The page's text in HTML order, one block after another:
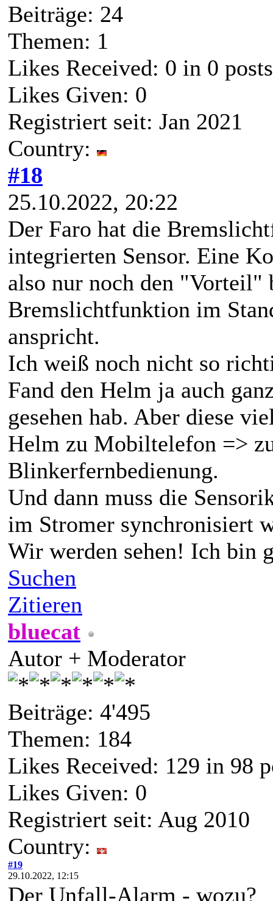
Beiträge: 24
Themen: 1
Likes Received: 0 in 0 posts
Likes Given: 0
Registriert seit: Jan 2021
Country:
#18
25.10.2022, 20:22
Der Faro hat die
integrierten Sensor. Eine
also nur noch den "Vorteil"
Bremslichtfunktion im
anspricht.
Ich weiß noch nicht so
Fand den Helm ja auch
gesehen hab. Aber diese
Helm zu Mobiltelefon =>
Blinkerfernbedienung.
Und dann muss die
im Stromer synchronisiert
Wir werden sehen! Ich bin
Suchen
Zitieren
bluecat
Autor + Moderator
Beiträge: 4'495
Themen: 184
Likes Received: 129 in 98
Likes Given: 0
Registriert seit: Aug 2010
Country:
#19
29.10.2022, 12:15
Der Unfall-Alarm - wozu?